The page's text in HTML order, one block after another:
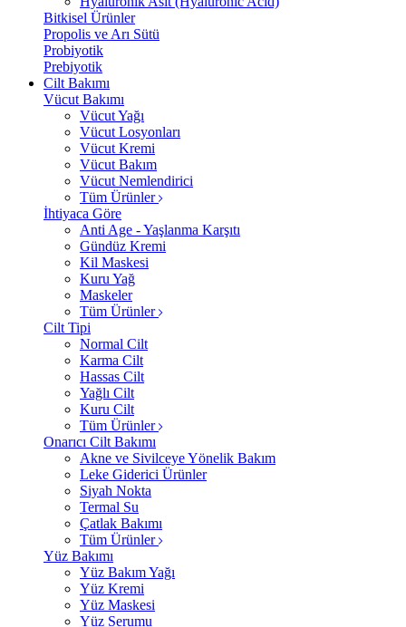
Bitkisel Ürünler
Propolis ve Arı Sütü
Probiyotik
Prebiyotik
Cilt Bakımı
Vücut Bakımı
Vücut Yağı
Vücut Losyonları
Vücut Kremi
Vücut Bakım
Vücut Nemlendirici
Tüm Ürünler
İhtiyaca Göre
Anti Age - Yaşlanma Karşıtı
Gündüz Kremi
Kil Maskesi
Kuru Yağ
Maskeler
Tüm Ürünler
Cilt Tipi
Normal Cilt
Karma Cilt
Hassas Cilt
Yağlı Cilt
Kuru Cilt
Tüm Ürünler
Onarıcı Cilt Bakımı
Akne ve Sivilceye Yönelik Bakım
Leke Giderici Ürünler
Siyah Nokta
Termal Su
Çatlak Bakımı
Tüm Ürünler
Yüz Bakımı
Yüz Bakım Yağı
Yüz Kremi
Yüz Maskesi
Yüz Serumu